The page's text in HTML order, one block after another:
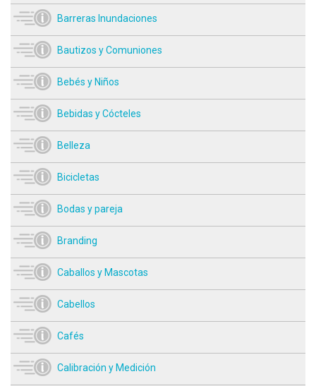
Barreras Inundaciones
Bautizos y Comuniones
Bebés y Niños
Bebidas y Cócteles
Belleza
Bicicletas
Bodas y pareja
Branding
Caballos y Mascotas
Cabellos
Cafés
Calibración y Medición